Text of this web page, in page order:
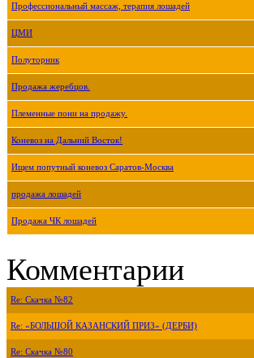
Профессиональный массаж, терапия лошадей
ЦМИ
Полуторник
Продажа жеребцов.
Племенные пони на продажу.
Коневоз на Дальний Восток!
Ищем попутный коневоз Саратов-Москва
продажа лошадей
Продажа ЧК лошадей
Комментарии
Re: Скачка №82
Re: «БОЛЬШОЙ КАЗАНСКИЙ ПРИЗ» (ДЕРБИ)
Re: Скачка №80